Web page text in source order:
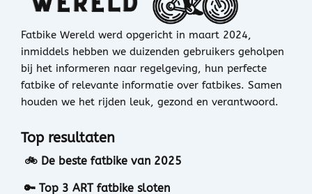
Fatbike Wereld werd opgericht in maart 2024,
inmiddels hebben we duizenden gebruikers geholpen
bij het informeren naar regelgeving, hun perfecte
fatbike of relevante informatie over fatbikes. Samen
houden we het rijden leuk, gezond en verantwoord.
Top resultaten
🚲 De beste fatbike van 2025
🔑 Top 3 ART fatbike sloten